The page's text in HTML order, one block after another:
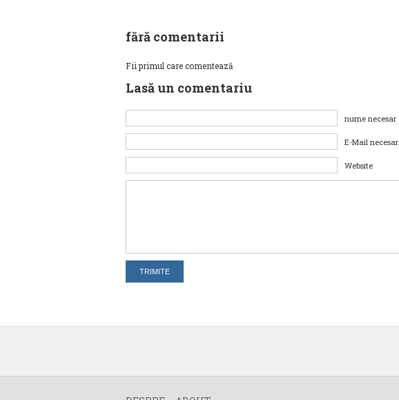
fără comentarii
Fii primul care comentează
Lasă un comentariu
nume necesar
E-Mail necesar
Website